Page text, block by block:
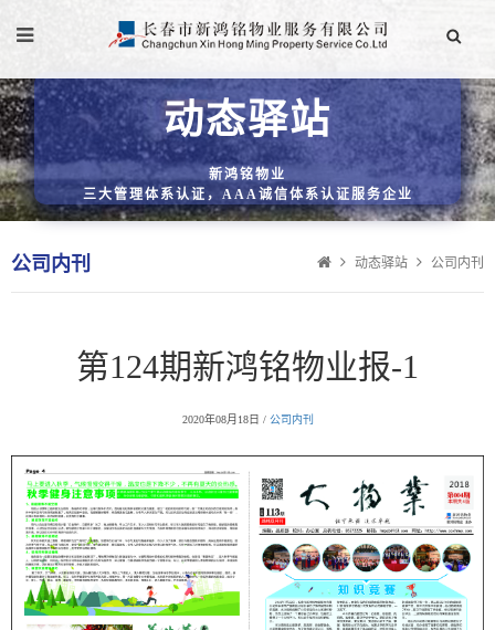
动态驿站
新鸿铭物业
三大管理体系认证，AAA诚信体系认证服务企业
公司内刊 动态驿站 公司内刊
第124期新鸿铭物业报-1
2020年08月18日 / 公司内刊